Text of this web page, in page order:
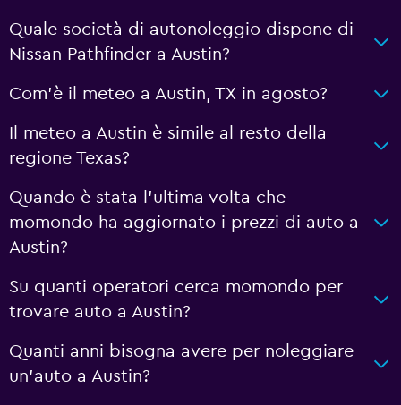
Quale società di autonoleggio dispone di
Nissan Pathfinder a Austin?
Com'è il meteo a Austin, TX in agosto?
Il meteo a Austin è simile al resto della
regione Texas?
Quando è stata l'ultima volta che
momondo ha aggiornato i prezzi di auto a
Austin?
Su quanti operatori cerca momondo per
trovare auto a Austin?
Quanti anni bisogna avere per noleggiare
un'auto a Austin?